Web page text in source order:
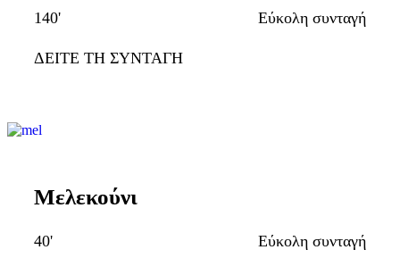
140' Εύκολη συνταγή
ΔΕΙΤΕ ΤΗ ΣΥΝΤΑΓΗ
Μελεκούνι
40' Εύκολη συνταγή